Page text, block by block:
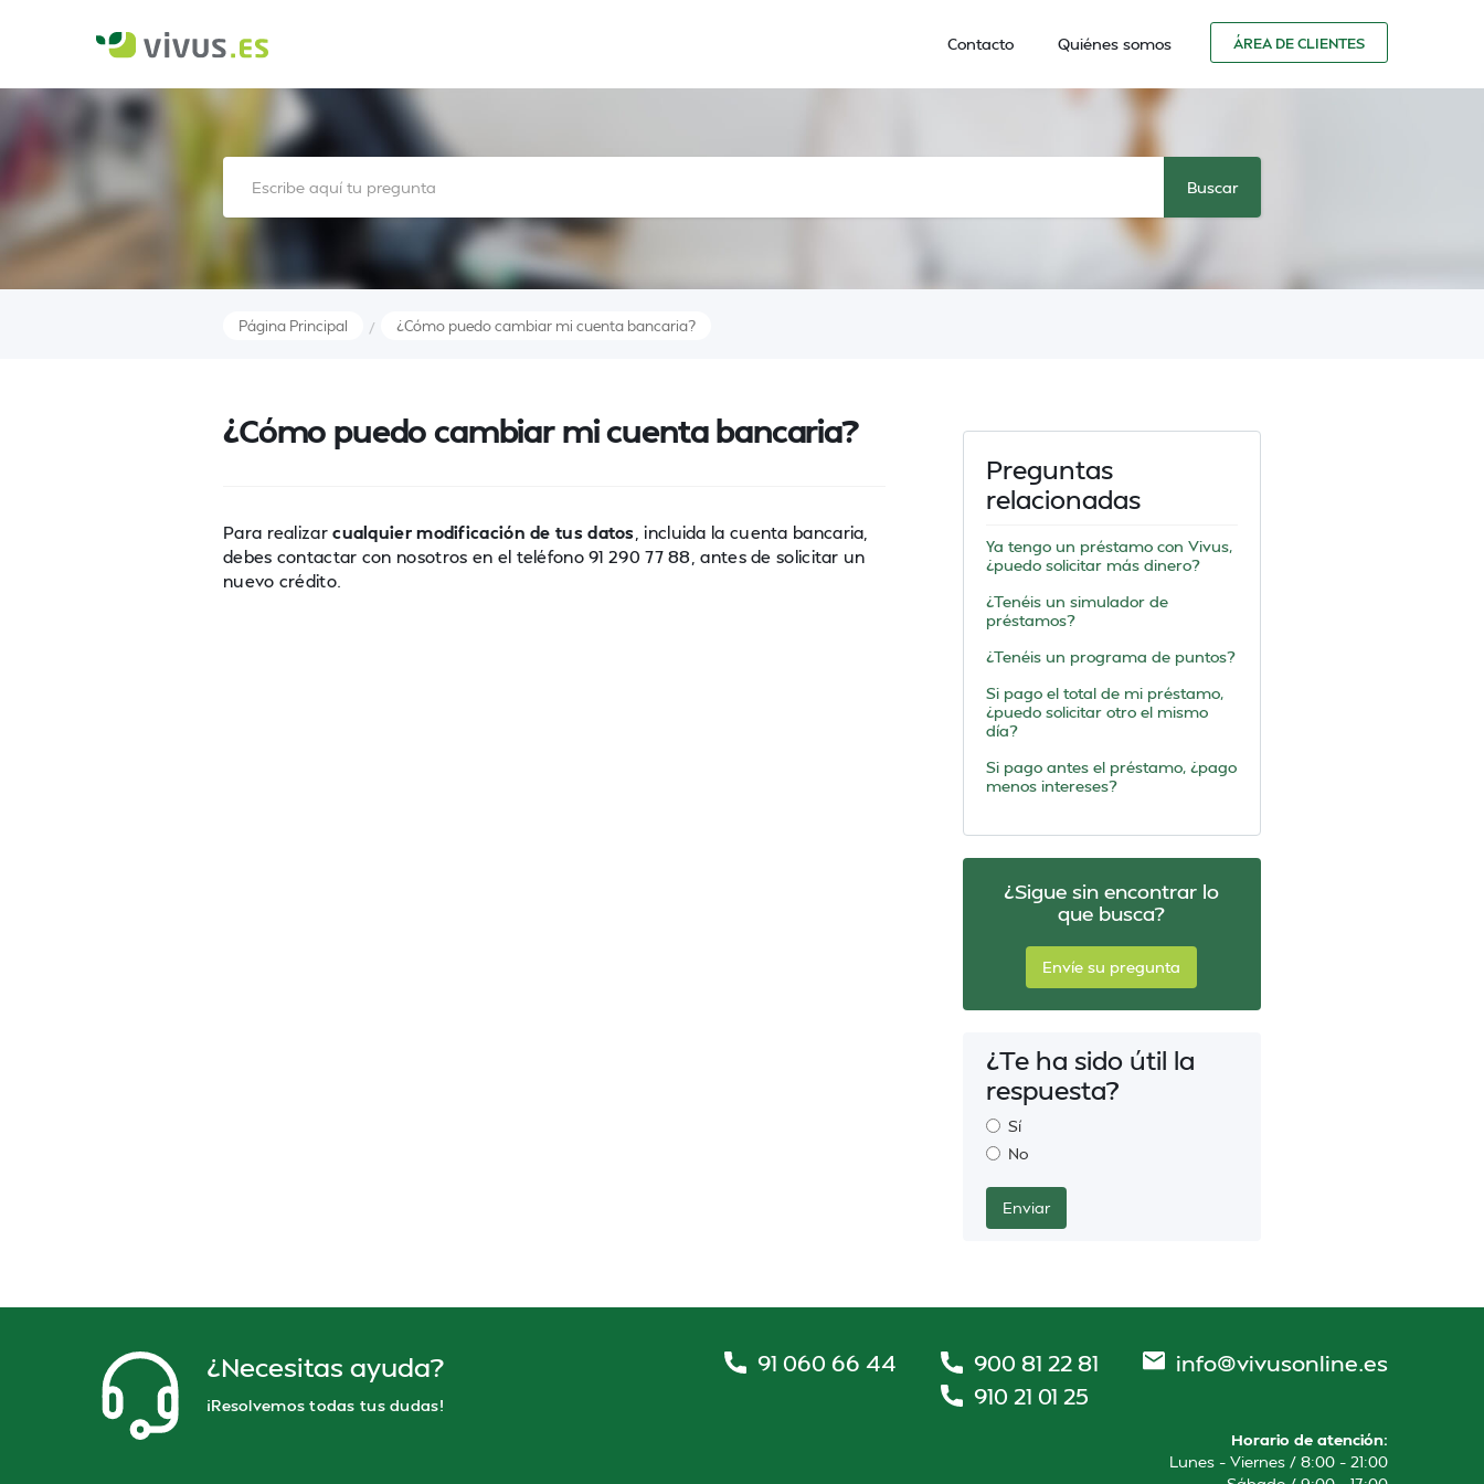
Contacto Quiénes somos ÁREA DE CLIENTES
Página Principal / ¿Cómo puedo cambiar mi cuenta bancaria?
¿Cómo puedo cambiar mi cuenta bancaria?
Para realizarcualquier modificación de tus datos, incluida la cuenta bancaria,
debes contactar con nosotros en el teléfono 91 290 77 88, antes de solicitar un
nuevo crédito.
Preguntas
relacionadas
Ya tengo un préstamo con Vivus,
¿puedo solicitar más dinero?
¿Tenéis un simulador de
préstamos?
¿Tenéis un programa de puntos?
Si pago el total de mi préstamo,
¿puedo solicitar otro el mismo
día?
Si pago antes el préstamo, ¿pago
menos intereses?
¿Sigue sin encontrar lo
que busca?
Envíe su pregunta
¿Te ha sido útil la
respuesta?
Sí
No
¿Necesitas ayuda?
¡Resolvemos todas tus dudas!
91 060 66 44
900 81 22 81
910 21 01 25
info@vivusonline.es
Horario de atención:
Lunes – Viernes / 8:00 – 21:00